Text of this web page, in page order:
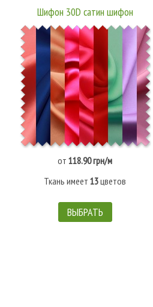
Шифон 30D сатин шифон
от118.90 грн/м
Ткань имеет13цветов
ВЫБРАТЬ